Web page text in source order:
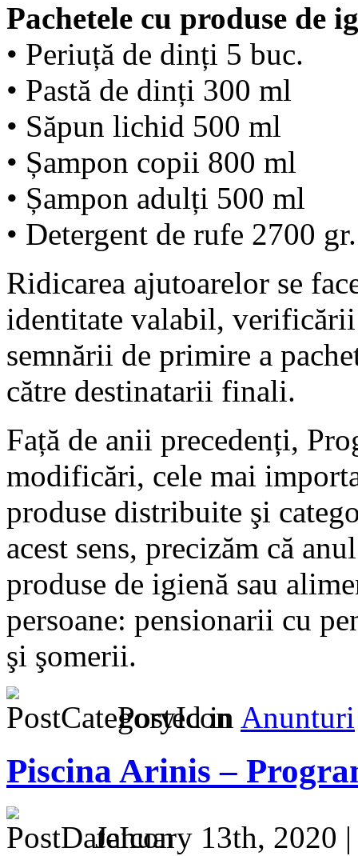
Pachetele cu produse de
• Periuță de dinți 5 buc.
• Pastă de dinți 300 ml
• Săpun lichid 500 ml
• Șampon copii 800 ml
• Șampon adulți 500 ml
• Detergent de rufe 2700 gr.
Ridicarea ajutoarelor se
identitate valabil,
semnării de primire a
către destinatarii finali.
Față de anii precedenți,
modificări, cele mai
produse distribuite şi
acest sens, precizăm că
produse de igienă sau
persoane: pensionarii cu
şi şomerii.
Posted in Anunturi
Piscina Arinis –
January 13th, 2020